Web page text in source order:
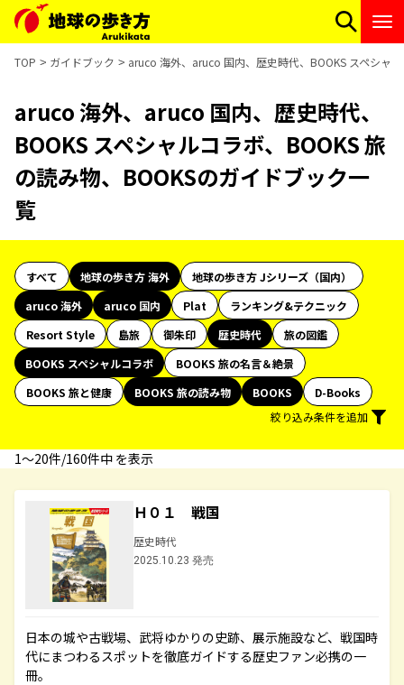
TOP ガイドブック aruco 海外、aruco 国内、歴史時代、BOOKS スペシャ
aruco 海外、aruco 国内、歴史時代、
BOOKS スペシャルコラボ、BOOKS 旅
の読み物、BOOKSのガイドブック一
覧
すべて 地球の歩き方 海外
地球の歩き方 Jシリーズ（国内）
aruco 海外
aruco 国内 Plat
ランキング&テクニック
Resort Style
島旅 御朱印 歴史時代
旅の図鑑
BOOKS スペシャルコラボ
BOOKS 旅の名言＆絶景
BOOKS 旅と健康
BOOKS 旅の読み物 BOOKS
D-Books
絞り込み条件を追加
1〜20件/160件中 を表示
Ｈ０１ 戦国
歴史時代
2025.10.23 発売
日本の城や古戦場、武将ゆかりの史跡、展示施設など、戦国時
代にまつわるスポットを徹底ガイドする歴史ファン必携の一
冊。